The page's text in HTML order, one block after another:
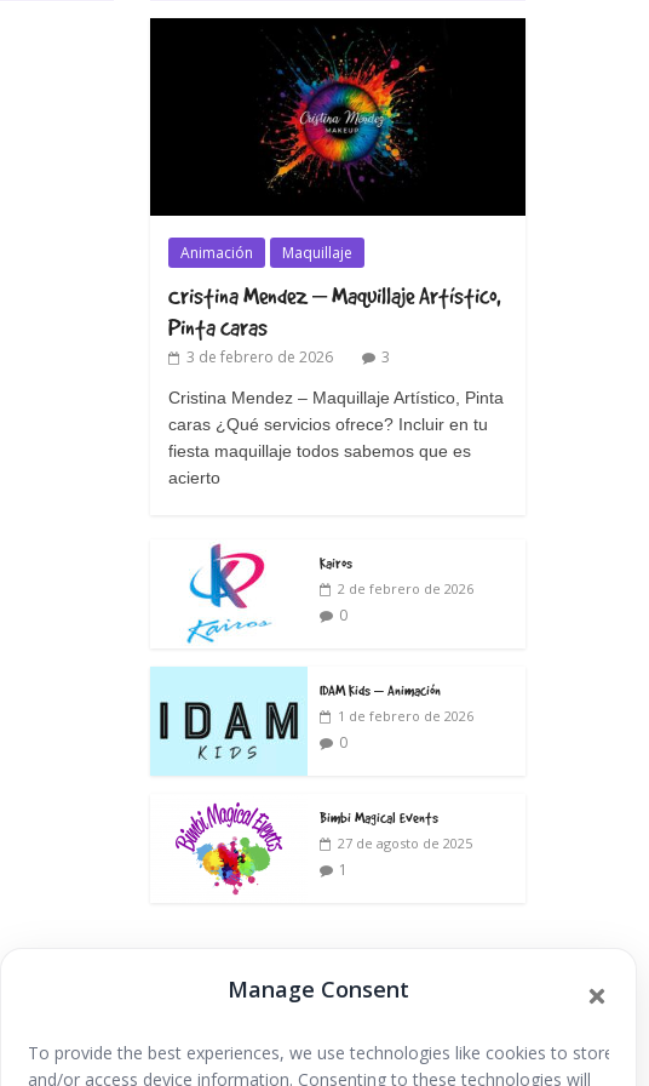
Manage Consent
To provide the best experiences, we use technologies like cookies to store
and/or access device information. Consenting to these technologies will
Animación Maquillaje
Cristina Mendez – Maquillaje Artístico,
Pinta caras
3 de febrero de 2026 3
Cristina Mendez – Maquillaje Artístico, Pinta
caras ¿Qué servicios ofrece? Incluir en tu
fiesta maquillaje todos sabemos que es
acierto
Kairos
2 de febrero de 2026
0
IDAM Kids – Animación
1 de febrero de 2026
0
Bimbi Magical Events
27 de agosto de 2025
1